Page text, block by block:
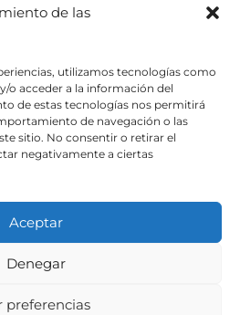
de las
utilizamos tecnologías como
o acceder a la información del
de estas tecnologías nos permitirá
de navegación o las
sitio. No consentir o retirar el
negativamente a ciertas
Aceptar
Denegar
preferencias
SOCIEDAD LIMITADA ha sido
de Desarrollo Regional cuyo objetivo
las tecnologías de la información y de
a las mismas y gracias al que ha
soluciones: Presencia web a través de
tenido lugar durante 2020. Para ello ha
TIC Cámaras de la Cámara de
Política de Cookies